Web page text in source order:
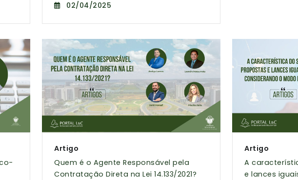
02/04/2025
Artigo
Quem é o Agente Responsável pela
Contratação Direta na Lei 14.133/2021?
Artigo
A
e lances